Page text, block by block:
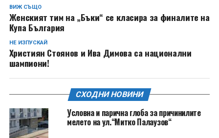
ВИЖ СЪЩО
Женският тим на „Бъки“ се класира за финалите на
Купа България
НЕ ИЗПУСКАЙ
Християн Стоянов и Ива Димова са национални
шампиони!
СХОДНИ НОВИНИ
Условна и парична глоба за причинилите
мелето на ул.“Митко Палаузов“